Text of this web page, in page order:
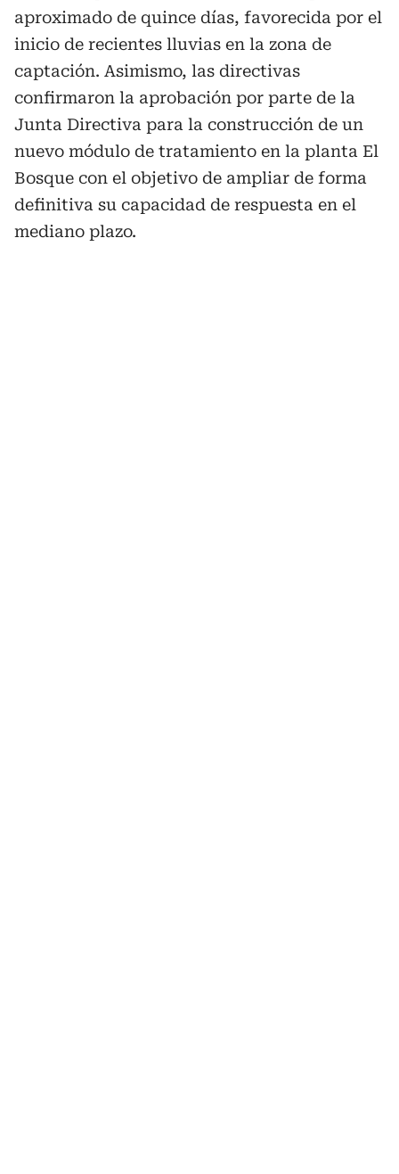
aproximado de quince días, favorecida por el
inicio de recientes lluvias en la zona de
captación. Asimismo, las directivas
confirmaron la aprobación por parte de la
Junta Directiva para la construcción de un
nuevo módulo de tratamiento en la planta El
Bosque con el objetivo de ampliar de forma
definitiva su capacidad de respuesta en el
mediano plazo.